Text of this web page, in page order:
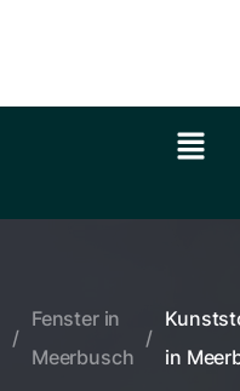
/
Fenster in
Meerbusch
/
in